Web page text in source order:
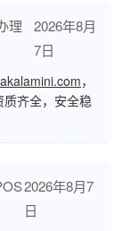
理
2026年8月
7日
，
齐全，安全稳
2026年8月7
日